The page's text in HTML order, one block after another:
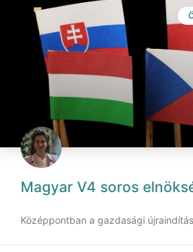
Magyar V4 soros
Középpontban a gazdasági